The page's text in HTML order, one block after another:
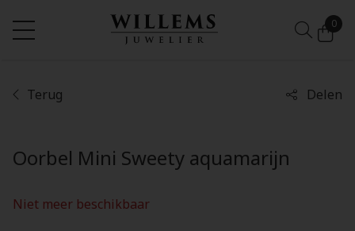
0
Terug Delen
Oorbel Mini Sweety aquamarijn
Niet meer beschikbaar